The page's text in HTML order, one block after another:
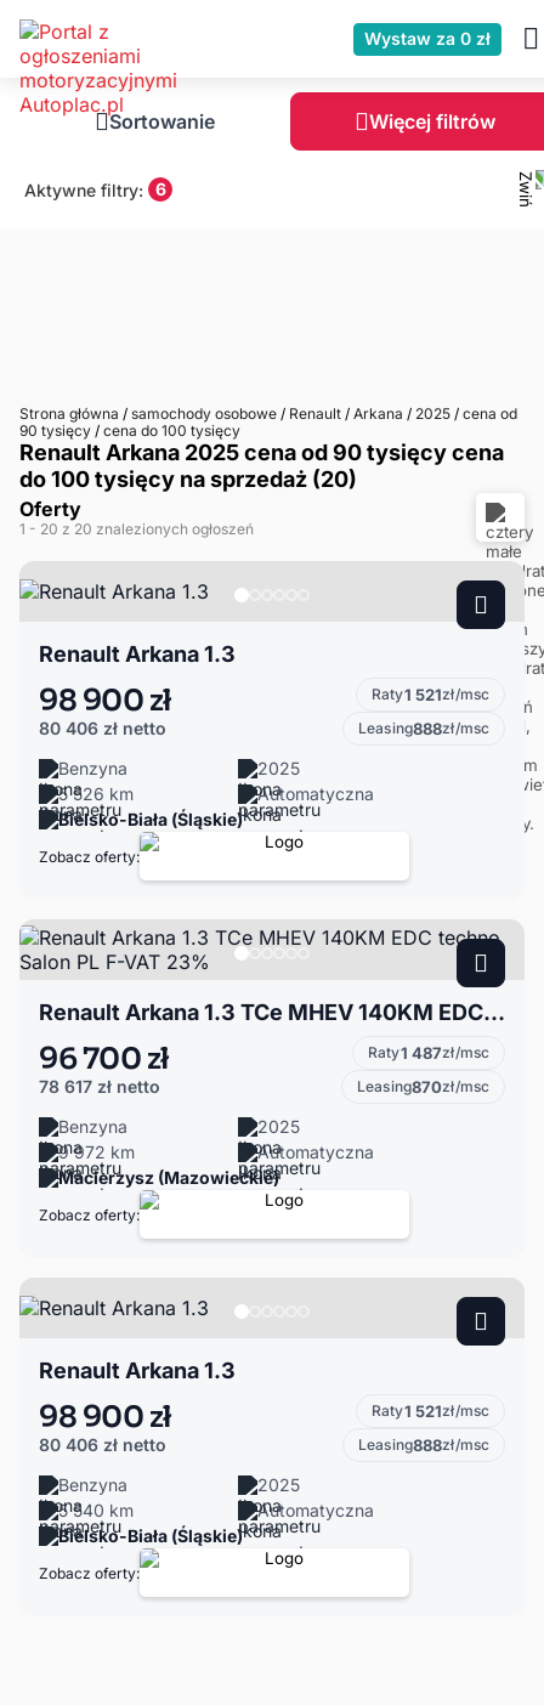
Wystaw za 0 zł
Sortowanie Więcej filtrów
Aktywne filtry: 6
Strona główna / samochody osobowe / Renault / Arkana / 2025 / cena od
90 tysięcy / cena do 100 tysięcy
Renault Arkana 2025 cena od 90 tysięcy cena
do 100 tysięcy na sprzedaż (20)
Oferty
1 - 20 z 20 znalezionych ogłoszeń
Renault Arkana 1.3
98 900 zł
80 406 zł netto
Raty1 521zł/msc
Leasing888zł/msc
Benzyna
2025
5 526 km
Automatyczna
Bielsko-Biała (Śląskie)
Zobacz oferty:
Renault Arkana 1.3 TCe MHEV 140KM EDC techno Salon PL F-VAT 23%
96 700 zł
78 617 zł netto
Raty1 487zł/msc
Leasing870zł/msc
Benzyna
2025
9 972 km
Automatyczna
Macierzysz (Mazowieckie)
Zobacz oferty:
Renault Arkana 1.3
98 900 zł
80 406 zł netto
Raty1 521zł/msc
Leasing888zł/msc
Benzyna
2025
5 540 km
Automatyczna
Bielsko-Biała (Śląskie)
Zobacz oferty: